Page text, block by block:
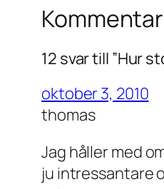
12 svar till ”Hur
oktober 3, 2010
thomas
Jag håller med
ju intressantare